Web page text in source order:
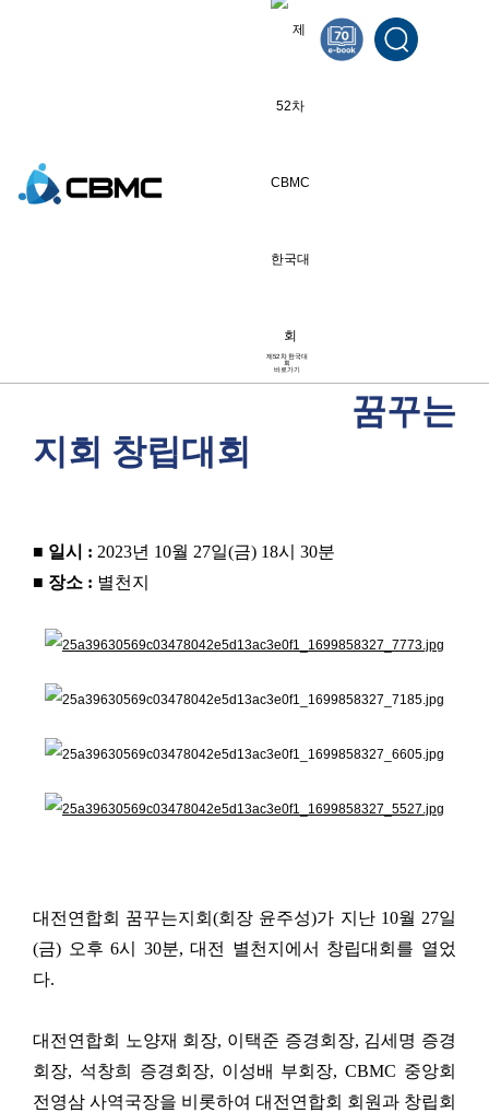
제52차 한국대
회
바로가기
[대전연합회] 꿈꾸는지회 창립
대회
꿈꾸는
지회 창립대회
■ 일시 : 2023년 10월 27일(금) 18시 30분
■ 장소 : 별천지
대전연합회 꿈꾸는지회(회장 윤주성)가 지난 10월 27일
(금) 오후6시 30분,대전 별천지에서 창립대회를 열었
다.
대전연합회 노양재 회장, 이택준 증경회장, 김세명 증경
회장, 석창희 증경회장, 이성배 부회장, CBMC 중앙회
전영삼 사역국장을 비롯하여 대전연합회 회원과 창립회